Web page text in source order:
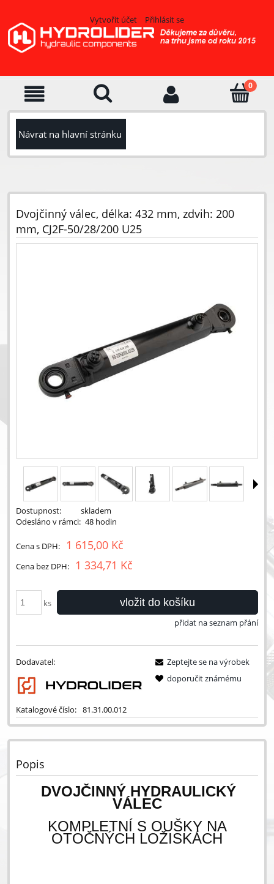
Vytvořit účet Přihlásit se
Návrat na hlavní stránku
Dvojčinný válec, délka: 432 mm, zdvih: 200
mm, CJ2F-50/28/200 U25
Dostupnost:
skladem
Odesláno v rámci: 48 hodin
Cena s DPH: 1 615,00 Kč
Cena bez DPH: 1 334,71 Kč
ks vložit do košíku
přidat na seznam přání
Dodavatel:
Katalogové číslo: 81.31.00.012
Zeptejte se na výrobek
doporučit známému
Popis
DVOJČINNÝ HYDRAULICKÝ
VÁLEC
KOMPLETNÍ S OUŠKY NA
OTOČNÝCH LOŽISKÁCH